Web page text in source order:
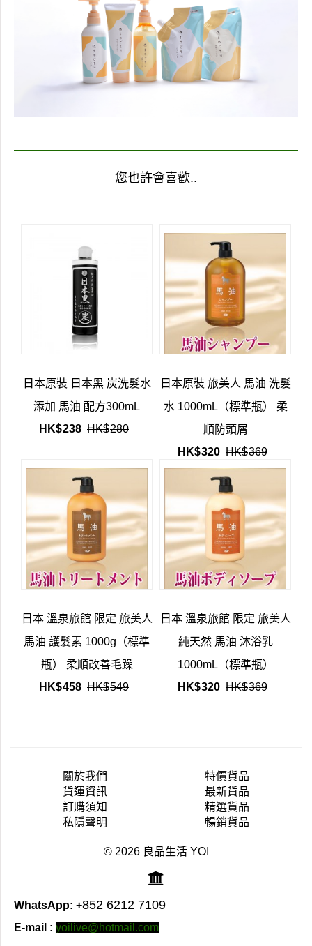
您也許會喜歡..
日本原裝 日本黑 炭洗髮水
添加 馬油 配方300mL
HK$238 HK$280
日本原裝 旅美人 馬油 洗髮
水 1000mL（標準瓶） 柔
順防頭屑
HK$320 HK$369
日本 溫泉旅館 限定 旅美人
馬油 護髮素 1000g（標準
瓶） 柔順改善毛躁
HK$458 HK$549
日本 溫泉旅館 限定 旅美人
純天然 馬油 沐浴乳
1000mL（標準瓶）
HK$320 HK$369
關於我們
貨運資訊
訂購須知
私隱聲明
特價貨品
最新貨品
精選貨品
暢銷貨品
© 2026 良品生活 YOI
WhatsApp: +852 6212 7109
E-mail : yoilive@hotmail.com